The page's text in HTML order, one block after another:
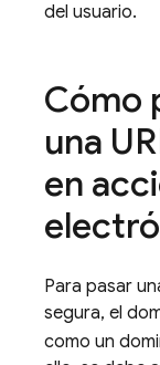
del usuario.
Cómo
una
en
Para pasar
segura, el
como un